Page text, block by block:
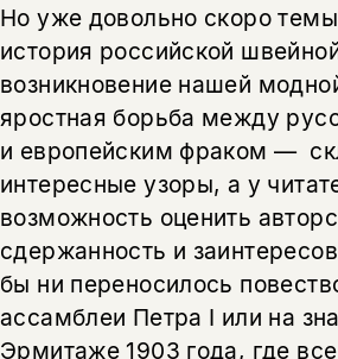
Но уже довольно скоро
история российской
возникновение нашей
яростная борьба между
и европейским фраком —
интересные узоры, а у
возможность оценить
сдержанность и
бы ни переносилось
ассамблеи Петра I или на
Эрмитаже 1903 года, где
Раз в неделю мы
о книгах и событиях «НЛО».
За подписку дарим
скидку 15%
Я соглашаюсь сПолитикой
подписаться
Вы можете подписаться на
уведомления, и при
на склад получить письмо
электронный адрес.
Я соглашаюсь с Политикой
подписаться
Эта книга
не предназначена
Скажите, пожалуйста,
вам уже исполнилось 18
да